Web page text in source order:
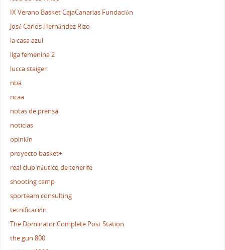
IX Verano Basket CajaCanarias Fundación
José Carlos Hernández Rizo
la casa azul
liga femenina 2
lucca staiger
nba
ncaa
notas de prensa
noticias
opinión
proyecto basket+
real club náutico de tenerife
shooting camp
sporteam consulting
tecnificación
The Dominator Complete Post Station
the gun 800